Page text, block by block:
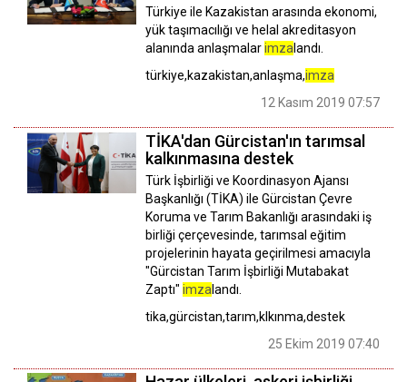
Türkiye ile Kazakistan arasında ekonomi,
yük taşımacılığı ve helal akreditasyon
alanında anlaşmalarimza landı.
türkiye,kazakistan,anlaşma,imza
12 Kasım 2019 07:57
TİKA'dan Gürcistan'ın tarımsal
kalkınmasına destek
Türk İşbirliği ve Koordinasyon Ajansı
Başkanlığı (TİKA) ile Gürcistan Çevre
Koruma ve Tarım Bakanlığı arasındaki iş
birliği çerçevesinde, tarımsal eğitim
projelerinin hayata geçirilmesi amacıyla
"Gürcistan Tarım İşbirliği Mutabakat
Zaptı" imzalandı.
tika,gürcistan,tarım,klkınma,destek
25 Ekim 2019 07:40